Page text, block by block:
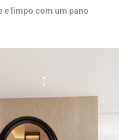
e limpo com um pano